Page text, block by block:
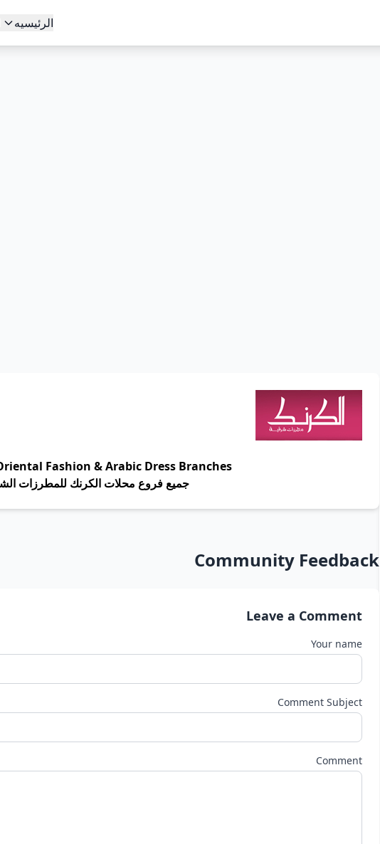
الرئيسيه
Fashion & Arabic Dress Branches
جميع فروع محلات الكرنك للمطرزات
Community Feedback
Leave a Comment
Your name
Comment Subject
Comment